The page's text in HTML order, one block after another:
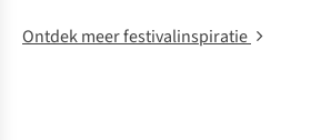
Ontdek meer festivalinspiratie